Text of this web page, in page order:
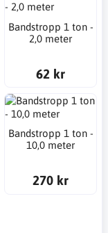
Bandstropp 1 ton -
2,0 meter
62 kr
Bandstropp 1 ton -
10,0 meter
270 kr